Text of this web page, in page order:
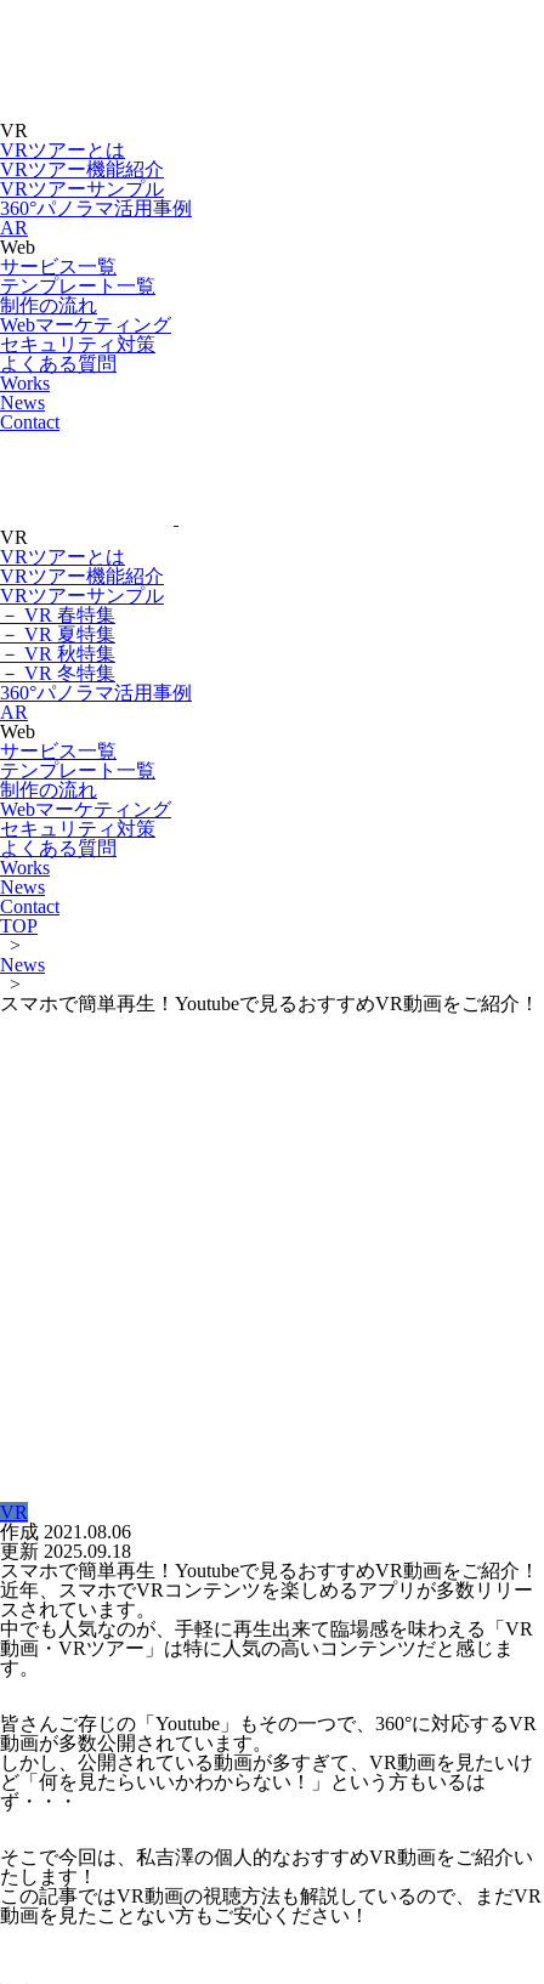
VR
VRツアーとは
VRツアー機能紹介
VRツアーサンプル
360°パノラマ活用事例
AR
Web
サービス一覧
テンプレート一覧
制作の流れ
Webマーケティング
セキュリティ対策
よくある質問
Works
News
Contact
VR
VRツアーとは
VRツアー機能紹介
VRツアーサンプル
－ VR 春特集
－ VR 夏特集
－ VR 秋特集
－ VR 冬特集
360°パノラマ活用事例
AR
Web
サービス一覧
テンプレート一覧
制作の流れ
Webマーケティング
セキュリティ対策
よくある質問
Works
News
Contact
TOP
>
News
>
スマホで簡単再生！Youtubeで見るおすすめVR動画をご紹介！
VR
作成 2021.08.06
更新 2025.09.18
スマホで簡単再生！Youtubeで見るおすすめVR動画をご紹介！
近年、スマホでVRコンテンツを楽しめるアプリが多数リリー
スされています。
中でも人気なのが、手軽に再生出来て臨場感を味わえる「VR
動画・VRツアー」は特に人気の高いコンテンツだと感じま
す。
皆さんご存じの「Youtube」もその一つで、360°に対応するVR
動画が多数公開されています。
しかし、公開されている動画が多すぎて、VR動画を見たいけ
ど「何を見たらいいかわからない！」という方もいるは
ず・・・
そこで今回は、私吉澤の個人的なおすすめVR動画をご紹介い
たします！
この記事ではVR動画の視聴方法も解説しているので、まだVR
動画を見たことない方もご安心ください！